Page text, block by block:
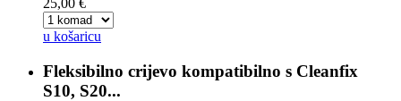
25,00 €
u košaricu
Fleksibilno crijevo kompatibilno s Cleanfix
S10, S20...